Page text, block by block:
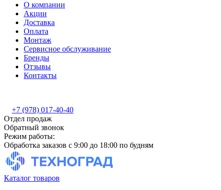
О компании
Акции
Доставка
Оплата
Монтаж
Сервисное обслуживание
Бренды
Отзывы
Контакты
+7 (978) 017-40-40
Отдел продаж
Обратный звонок
Режим работы:
Обработка заказов с 9:00 до 18:00 по будням
Каталог товаров